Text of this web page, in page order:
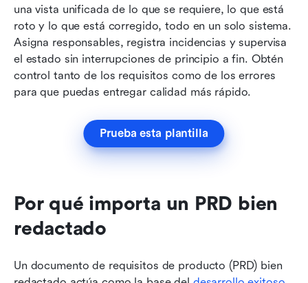
una vista unificada de lo que se requiere, lo que está
roto y lo que está corregido, todo en un solo sistema.
Asigna responsables, registra incidencias y supervisa
el estado sin interrupciones de principio a fin. Obtén
control tanto de los requisitos como de los errores
para que puedas entregar calidad más rápido.
Prueba esta plantilla
Por qué importa un PRD bien
redactado
Un documento de requisitos de producto (PRD) bien